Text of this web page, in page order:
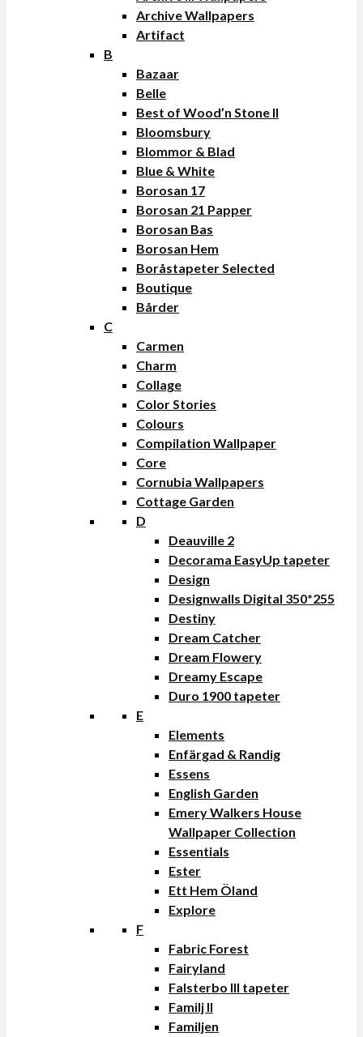
Archive Wallpapers
Artifact
B
Bazaar
Belle
Best of Wood’n Stone II
Bloomsbury
Blommor & Blad
Blue & White
Borosan 17
Borosan 21 Papper
Borosan Bas
Borosan Hem
Boråstapeter Selected
Boutique
Bårder
C
Carmen
Charm
Collage
Color Stories
Colours
Compilation Wallpaper
Core
Cornubia Wallpapers
Cottage Garden
D
Deauville 2
Decorama EasyUp tapeter
Design
Designwalls Digital 350*255
Destiny
Dream Catcher
Dream Flowery
Dreamy Escape
Duro 1900 tapeter
E
Elements
Enfärgad & Randig
Essens
English Garden
Emery Walkers House
Wallpaper Collection
Essentials
Ester
Ett Hem Öland
Explore
F
Fabric Forest
Fairyland
Falsterbo III tapeter
Familj II
Familjen